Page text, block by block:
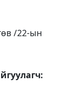
/22-ын